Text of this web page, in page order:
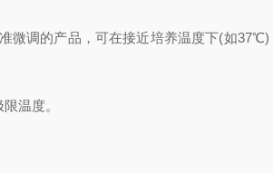
微调的产品，可在接近培养温度下(如37℃)
温度。